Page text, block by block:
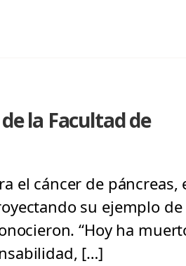
la Facultad de
el cáncer de páncreas,
su ejemplo de
“Hoy ha
[…]